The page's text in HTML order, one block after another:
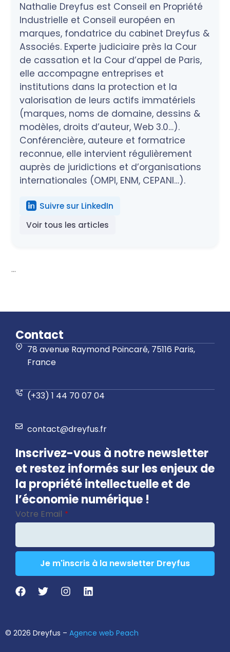
Nathalie Dreyfus est Conseil en Propriété
Industrielle et Conseil européen en
marques, fondatrice du cabinet Dreyfus &
Associés. Experte judiciaire près la Cour
de cassation et la Cour d’appel de Paris,
elle accompagne entreprises et
institutions dans la protection et la
valorisation de leurs actifs immatériels
(marques, noms de domaine, dessins &
modèles, droits d’auteur, Web 3.0…).
Conférencière, auteure et formatrice
reconnue, elle intervient régulièrement
auprès de juridictions et d’organisations
internationales (OMPI, ENM, CEPANI…).
Suivre sur LinkedIn
Voir tous les articles
...
Contact
78 avenue Raymond Poincaré, 75116 Paris,
France
(+33) 1 44 70 07 04
contact@dreyfus.fr
Inscrivez-vous à notre newsletter
et restez informés sur les enjeux de
la propriété intellectuelle et de
l’économie numérique !
Votre Email *
Je m'inscris à la newsletter Dreyfus
Your
Website
© 2026 Dreyfus – Agence web Peach